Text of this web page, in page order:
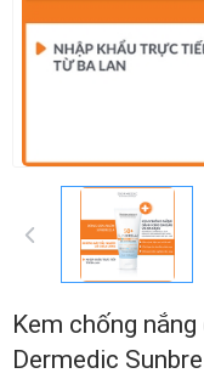
Kem chống
Dermedic